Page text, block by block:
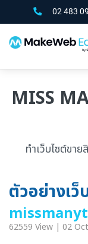
02 483
MISS
ทำเว็บไซต์ขา
ตัวอย่างเว็
62559 View | 02